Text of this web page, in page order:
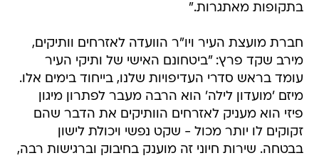
בתקופות מאתגרות."
חברת מועצת העיר ויו"ר הוועדה לאזרחים וותיקים,
מירב שקד פרץ: "ביטחונם האישי של ותיקי העיר
עומד בראש סדרי העדיפויות שלנו, בייחוד בימים אלו.
מיזם 'מועדון לילה' הוא הרבה מעבר לפתרון מיגון
פיזי הוא מעניק לאזרחים הוותיקים את הדבר שהם
זקוקים לו יותר מכול - שקט נפשי ויכולת לישון
בבטחה. שירות חיוני זה מוענק בחיבוק וברגישות רבה,